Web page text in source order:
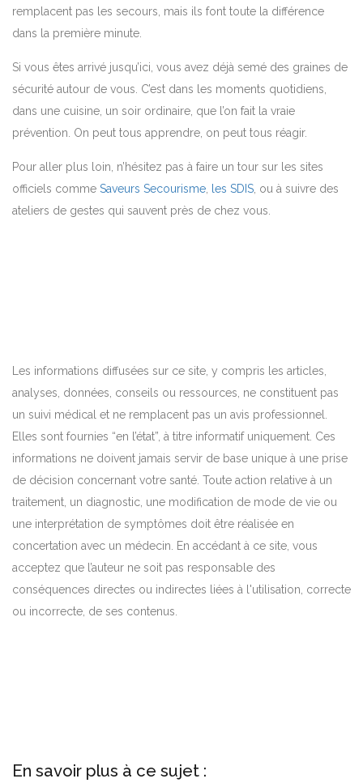
remplacent pas les secours, mais ils font toute la différence
dans la première minute.
Si vous êtes arrivé jusqu’ici, vous avez déjà semé des graines de
sécurité autour de vous. C’est dans les moments quotidiens,
dans une cuisine, un soir ordinaire, que l’on fait la vraie
prévention. On peut tous apprendre, on peut tous réagir.
Pour aller plus loin, n’hésitez pas à faire un tour sur les sites
officiels comme Saveurs Secourisme les SDIS , ou à suivre des
ateliers de gestes qui sauvent près de chez vous.
Les informations diffusées sur ce site, y compris les articles,
analyses, données, conseils ou ressources, ne constituent pas
un suivi médical et ne remplacent pas un avis professionnel.
Elles sont fournies “en l’état”, à titre informatif uniquement. Ces
informations ne doivent jamais servir de base unique à une prise
de décision concernant votre santé. Toute action relative à un
traitement, un diagnostic, une modification de mode de vie ou
une interprétation de symptômes doit être réalisée en
concertation avec un médecin. En accédant à ce site, vous
acceptez que l’auteur ne soit pas responsable des
conséquences directes ou indirectes liées à l'utilisation, correcte
ou incorrecte, de ses contenus.
En savoir plus à ce sujet :